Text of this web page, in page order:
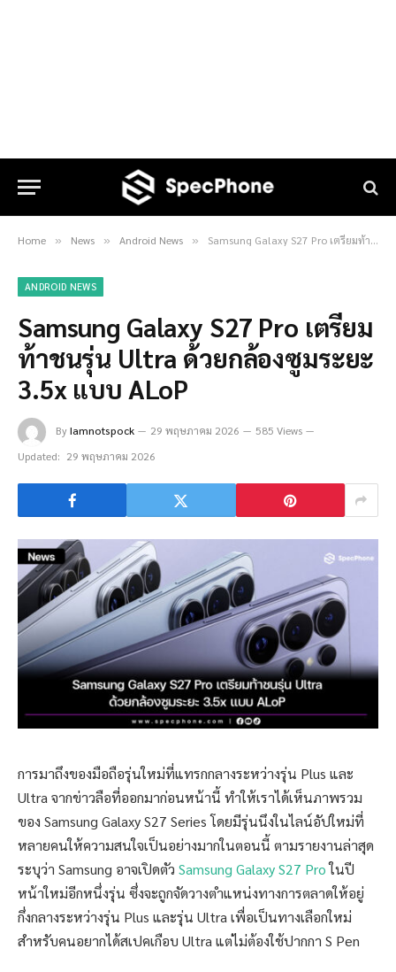
Home » News » Android News » Samsung Galaxy S27 Pro เตรียมท้าชนรุ่น Ultra ด้วยกล้องซูมระยะ 3.5x แบบ ALoP
ANDROID NEWS
Samsung Galaxy S27 Pro เตรียม
ท้าชนรุ่น Ultra ด้วยกล้องซูมระยะ
3.5x แบบ ALoP
ByIamnotspock 29 พฤษภาคม 2026
585 Views
Updated: 29 พฤษภาคม 2026
การมาถึงของมือถือรุ่นใหม่ที่แทรกกลางระหว่างรุ่น Plus และ
Ultra จากข่าวลือที่ออกมาก่อนหน้านี้ ทำให้เราได้เห็นภาพรวม
ของ Samsung Galaxy S27 Series โดยมีรุ่นนึงในไลน์อัปใหม่ที่
หลายคนให้ความสนใจเป็นอย่างมากในตอนนี้ ตามรายงานล่าสุด
ระบุว่า Samsung อาจเปิดตัว Samsung Galaxy S27 Proในปี
หน้าใหม่อีกหนึ่งรุ่น ซึ่งจะถูกจัดวางตำแหน่งทางการตลาดให้อยู่
กึ่งกลางระหว่างรุ่น Plus และรุ่น Ultra เพื่อเป็นทางเลือกใหม่
สำหรับคนอยากได้สเปคเกือบ Ultra แต่ไม่ต้องใช้ปากกา S Pen